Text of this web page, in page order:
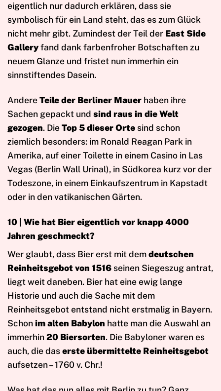
eigentlich nur dadurch erklären, dass sie
symbolisch für ein Land steht, das es zum Glück
nicht mehr gibt. Zumindest der Teil der East Side
Galleryfand dank farbenfroher Botschaften zu
neuem Glanze und fristet nun immerhin ein
sinnstiftendes Dasein.
AndereTeile der Berliner Mauer haben ihre
Sachen gepackt und sind raus in die Welt
gezogen. DieTop 5 dieser Orte sind schon
ziemlich besonders: im Ronald Reagan Park in
Amerika, auf einer Toilette in einem Casino in Las
Vegas (Berlin Wall Urinal), in Südkorea kurz vor der
Todeszone, in einem Einkaufszentrum in Kapstadt
oder in den vatikanischen Gärten.
10 | Wie hat Bier eigentlich vor knapp 4000
Jahren geschmeckt?
Wer glaubt, dass Bier erst mit demdeutschen
Reinheitsgebot von 1516 seinen Siegeszug antrat,
liegt weit daneben. Bier hat eine ewig lange
Historie und auch die Sache mit dem
Reinheitsgebot entstand nicht erstmalig in Bayern.
Schonim alten Babylon hatte man die Auswahl an
immerhin20 Biersorten. Die Babyloner waren es
auch, die daserste übermittelte Reinheitsgebot
aufsetzen – 1760 v. Chr.!